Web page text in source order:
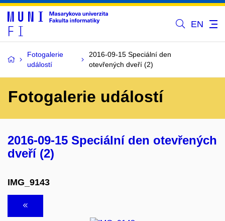
EN
Fotogalerie
událostí
2016-09-15 Speciální den
otevřených dveří (2)
Fotogalerie událostí
2016-09-15 Speciální den otevřených
dveří (2)
IMG_9143